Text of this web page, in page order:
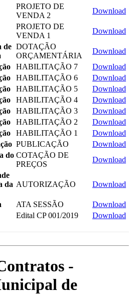
PROJETO DE
VENDA 2
Download
PROJETO DE
VENDA 1
Download
de DOTAÇÃO
ORÇAMENTÁRIA
Download
HABILITAÇÃO 7
Download
HABILITAÇÃO 6
Download
HABILITAÇÃO 5
Download
HABILITAÇÃO 4
Download
HABILITAÇÃO 3
Download
HABILITAÇÃO 2
Download
HABILITAÇÃO 1
Download
PUBLICAÇÃO
Download
do COTAÇÃO DE
PREÇOS
Download
da AUTORIZAÇÃO Download
ATA SESSÃO
Download
Edital CP 001/2019 Download
-
de